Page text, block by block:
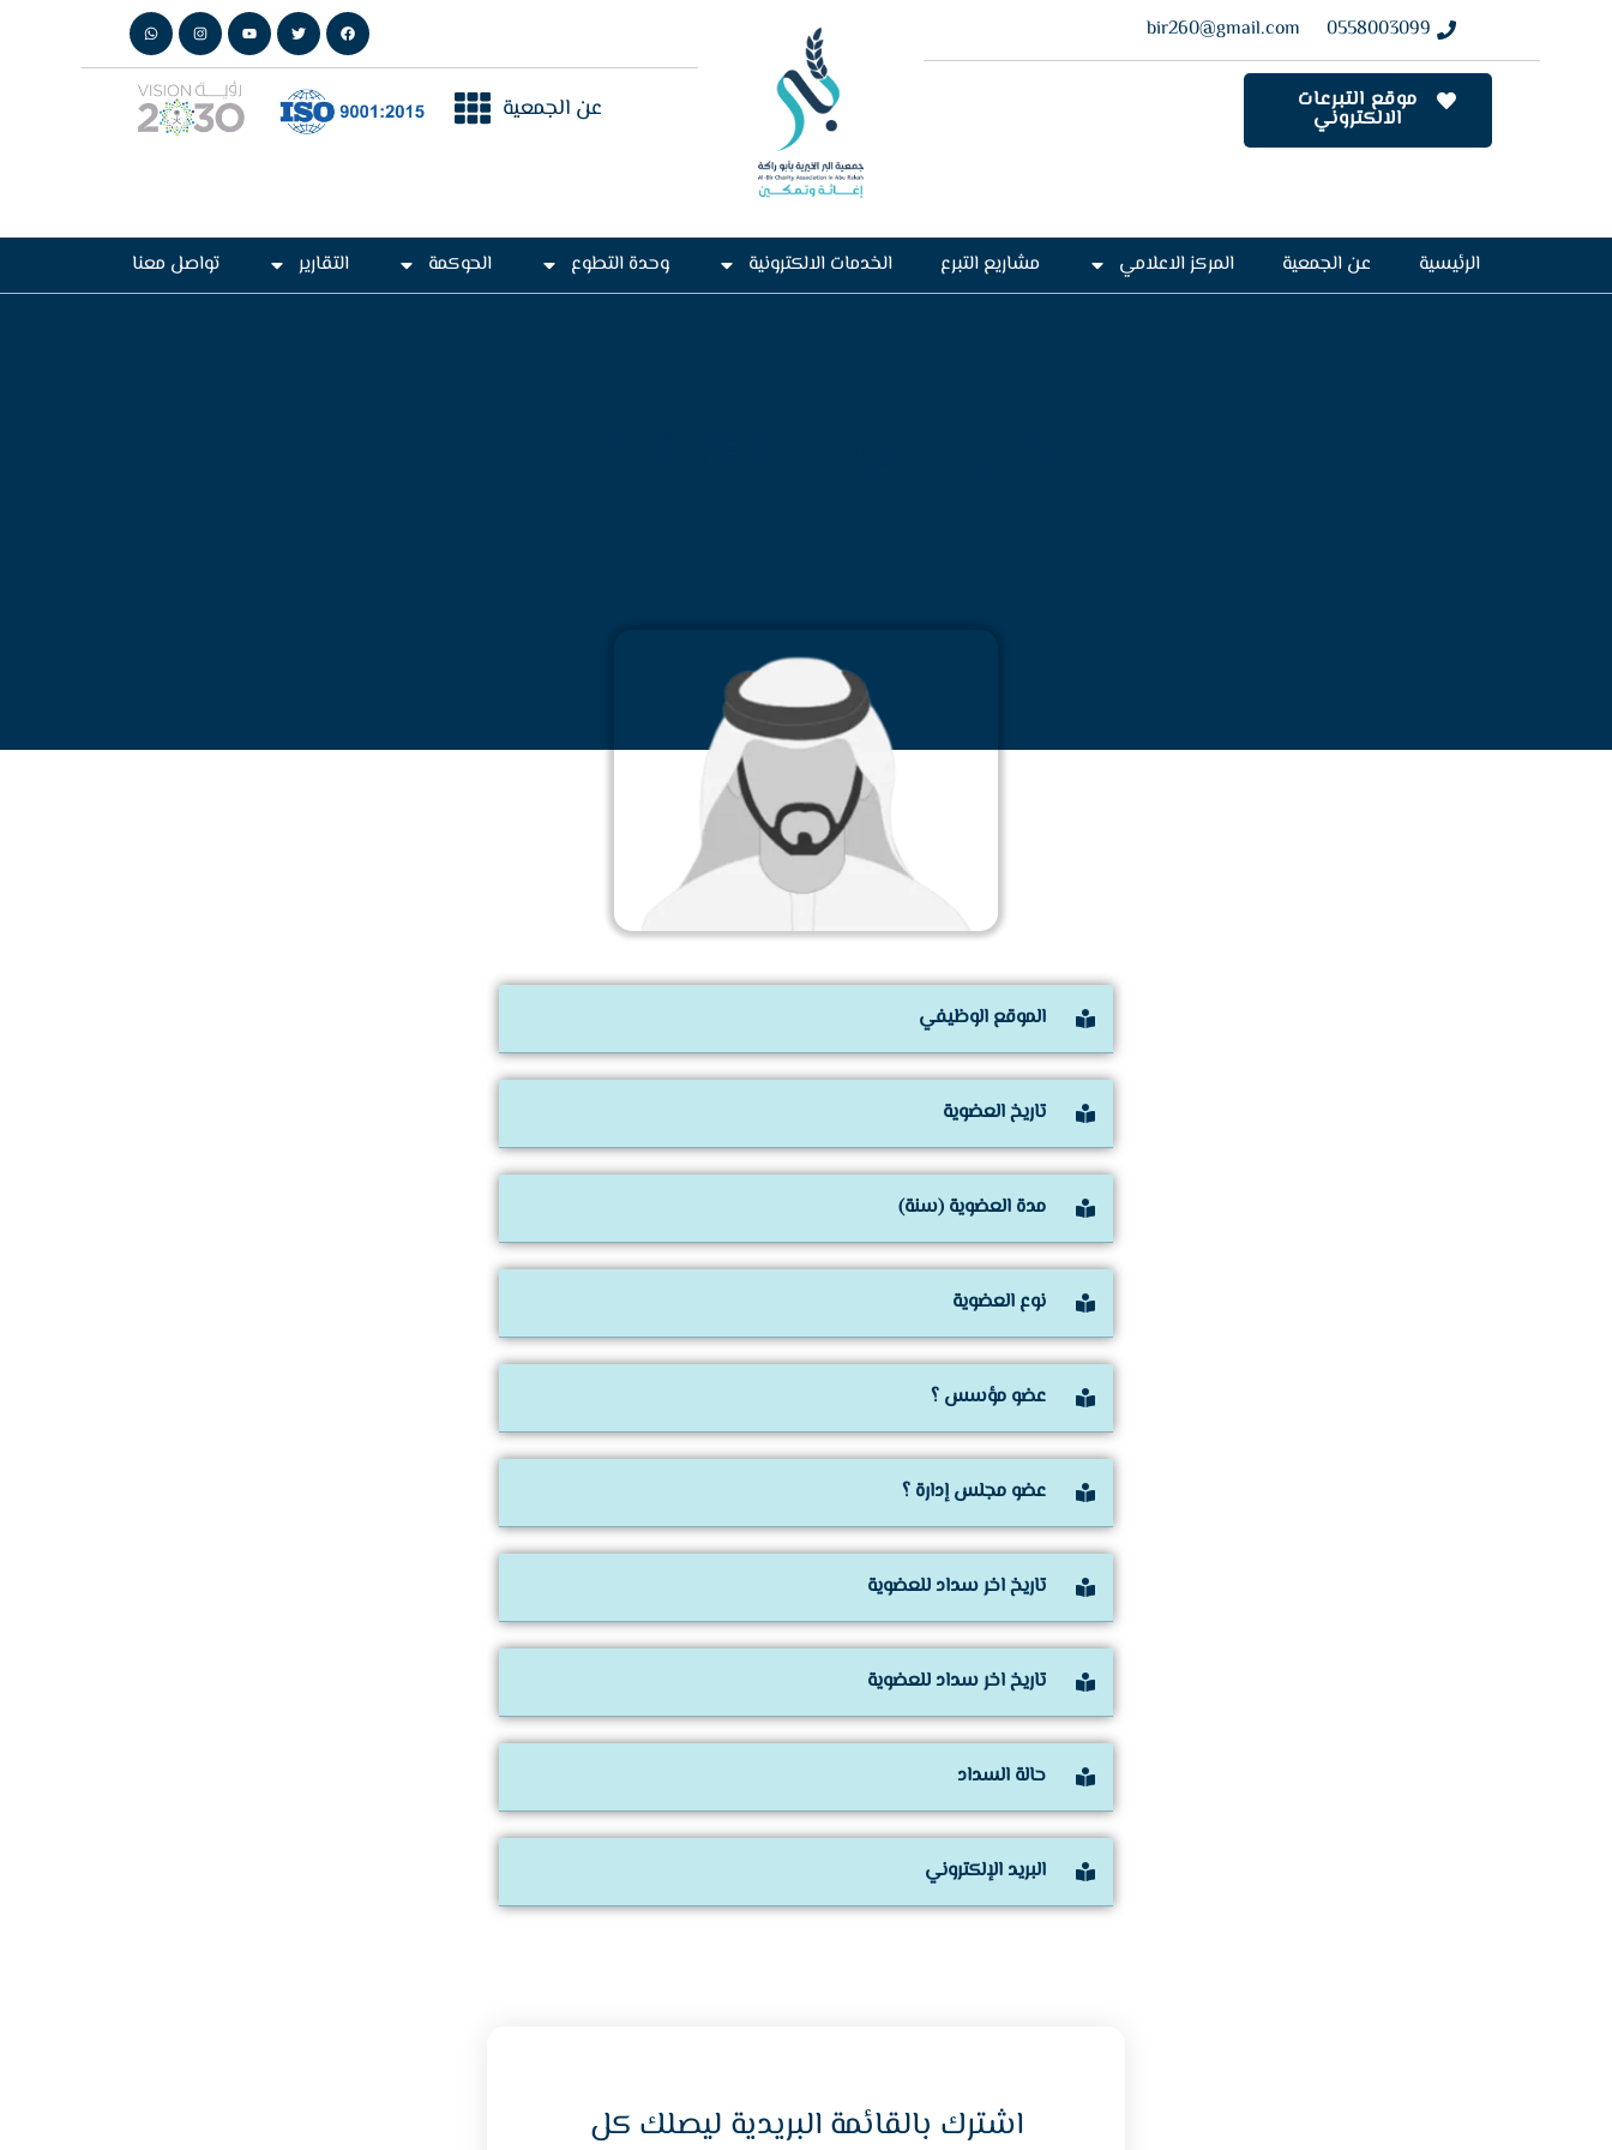
0558003099
bir260@gmail.com
موقع التبرعات
الالكتروني عن الجمعية
الرئيسية عن الجمعية المركز الاعلامي مشاريع التبرع الخدمات الالكترونية وحدة التطوع الحوكمة التقارير تواصل معنا
الموقع الوظيفي
تاريخ العضوية
مدة العضوية (سنة)
نوع العضوية
عضو مؤسس ؟
عضو مجلس إدارة ؟
تاريخ اخر سداد للعضوية
تاريخ اخر سداد للعضوية
حالة السداد
البريد الإلكتروني
اشترك بالقائمة البريدية ليصلك كل